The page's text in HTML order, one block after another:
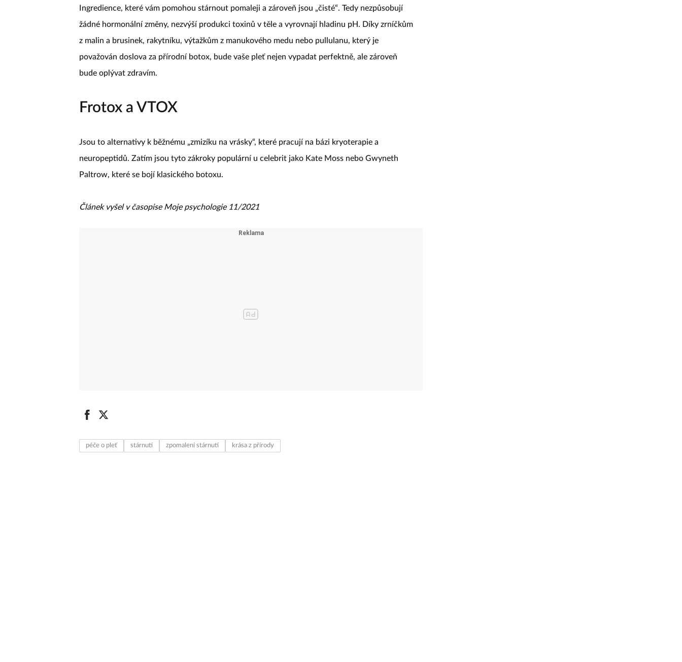
Ingredience, které vám pomohou stárnout pomaleji a zároveň jsou „čisté“. Tedy nezpůsobují
žádné hormonální změny, nezvýší produkci toxinů v těle a vyrovnají hladinu pH. Díky zrníčkům
z malin a brusinek, rakytníku, výtažkům z manukového medu nebo pullulanu, který je
považován doslova za přírodní botox, bude vaše pleť nejen vypadat perfektně, ale zároveň
bude oplývat zdravím.
Frotox a VTOX
Jsou to alternativy k běžnému „zmizíku na vrásky“, které pracují na bázi kryoterapie a
neuropeptidů. Zatím jsou tyto zákroky populární u celebrit jako Kate Moss nebo Gwyneth
Paltrow, které se bojí klasického botoxu.
Článek vyšel v časopise Moje psychologie 11/2021
péče o pleť stárnutí zpomalení stárnutí krása z přírody